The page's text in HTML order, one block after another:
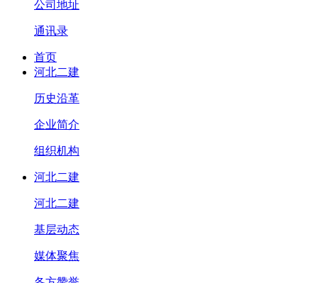
公司地址
通讯录
首页
河北二建
历史沿革
企业简介
组织机构
河北二建
河北二建
基层动态
媒体聚焦